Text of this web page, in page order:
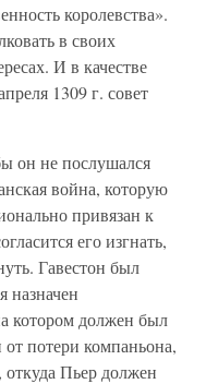
королевства».
в своих
И в качестве
1309 г. совет
он не послушался
война, которую
привязан к
его изгнать,
Гавестон был
назначен
котором должен был
потери компаньона,
откуда Пьер должен